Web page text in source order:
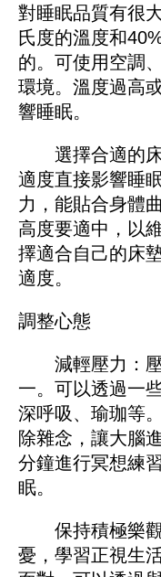
對睡眠品質有很
氏度的溫度和
的。可使用空調
環境。溫度過高
響睡眠。
選擇合適的床
適度直接影響睡
力，能貼合身體
高度要適中，以
擇適合自己的床
適度。
調整心態
減輕壓力：壓
一。可以透過一
深呼吸、瑜珈等
除雜念，讓大腦
分鐘進行冥想練
眠。
保持積極樂觀
憂，學習正視生